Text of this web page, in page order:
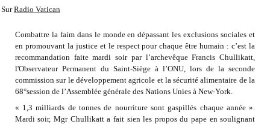
SurRadio Vatican
Combattre la faim dans le monde en dépassant les exclusions sociales et
en promouvant la justice et le respect pour chaque être humain : c’est la
recommandation faite mardi soir par l’archevêque Francis Chullikatt,
l'Observateur Permanent du Saint-Siège à l’ONU, lors de la seconde
commission sur le développement agricole et la sécurité alimentaire de la
68°session de l’Assemblée générale des Nations Unies à New-York.
« 1,3 milliards de tonnes de nourriture sont gaspillés chaque année ».
Mardi soir, Mgr Chullikatt a fait sien les propos du pape en soulignant